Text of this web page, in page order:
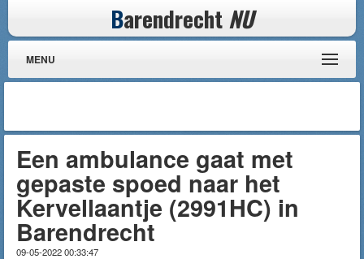
Barendrecht NU
MENU
Een ambulance gaat met
gepaste spoed naar het
Kervellaantje (2991HC) in
Barendrecht
09-05-2022 00:33:47